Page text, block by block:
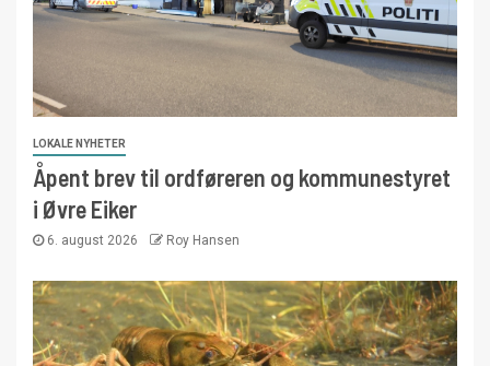
LOKALE NYHETER
Åpent brev til ordføreren og kommunestyret
i Øvre Eiker
6. august 2026 Roy Hansen